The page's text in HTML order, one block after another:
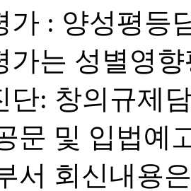
가 : 양성평등
가는 성별영
단: 창의규제
문 및 입법예
서 회신내용